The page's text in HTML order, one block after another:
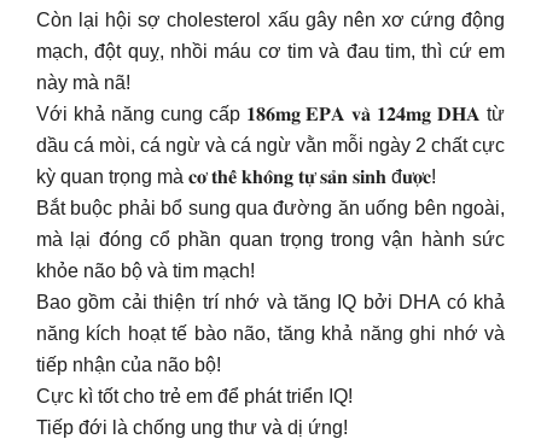
Còn lại hội sợ cholesterol xấu gây nên xơ cứng động
mạch, đột quỵ, nhồi máu cơ tim và đau tim, thì cứ em
này mà nã!
Với khả năng cung cấp 𝟏𝟖𝟔𝐦𝐠 𝐄𝐏𝐀 𝐯𝐚̀ 𝟏𝟐𝟒𝐦𝐠 𝐃𝐇𝐀 từ
dầu cá mòi, cá ngừ và cá ngừ vằn mỗi ngày 2 chất cực
kỳ quan trọng mà 𝐜𝐨̛ 𝐭𝐡𝐞̂̉ 𝐤𝐡𝐨̂𝐧𝐠 𝐭𝐮̛̣ 𝐬𝐚̉𝐧 𝐬𝐢𝐧𝐡 đ𝐮̛𝐨̛̣𝐜!
Bắt buộc phải bổ sung qua đường ăn uống bên ngoài,
mà lại đóng cổ phần quan trọng trong vận hành sức
khỏe não bộ và tim mạch!
Bao gồm cải thiện trí nhớ và tăng IQ bởi DHA có khả
năng kích hoạt tế bào não, tăng khả năng ghi nhớ và
tiếp nhận của não bộ!
Cực kì tốt cho trẻ em để phát triển IQ!
Tiếp đới là chống ung thư và dị ứng!